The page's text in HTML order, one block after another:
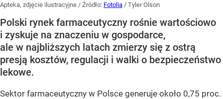
Apteka, zdjęcie ilustracyjne / Źródło: Fotolia / Tyler Olson
Polski rynek farmaceutyczny rośnie wartościowo
i zyskuje na znaczeniu w gospodarce,
ale w najbliższych latach zmierzy się z ostrą
presją kosztów, regulacji i walki o bezpieczeństwo
lekowe.
Sektor farmaceutyczny w Polsce generuje około 0,75 proc.